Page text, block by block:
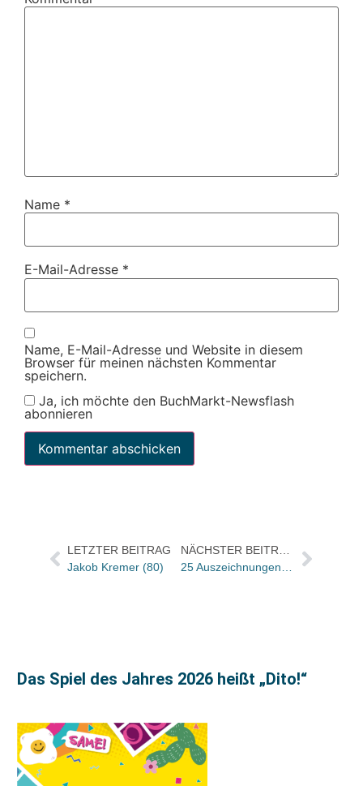
Name *
E-Mail-Adresse *
Name, E-Mail-Adresse und Website in diesem
Browser für meinen nächsten Kommentar
speichern.
Ja, ich möchte den BuchMarkt-Newsflash
abonnieren
LETZTER BEITRAG
Jakob Kremer (80)
NÄCHSTER BEITRAG
25 Auszeichnungen eben in Leipzig feierlich verliehen
Das Spiel des Jahres 2026 heißt „Dito!“